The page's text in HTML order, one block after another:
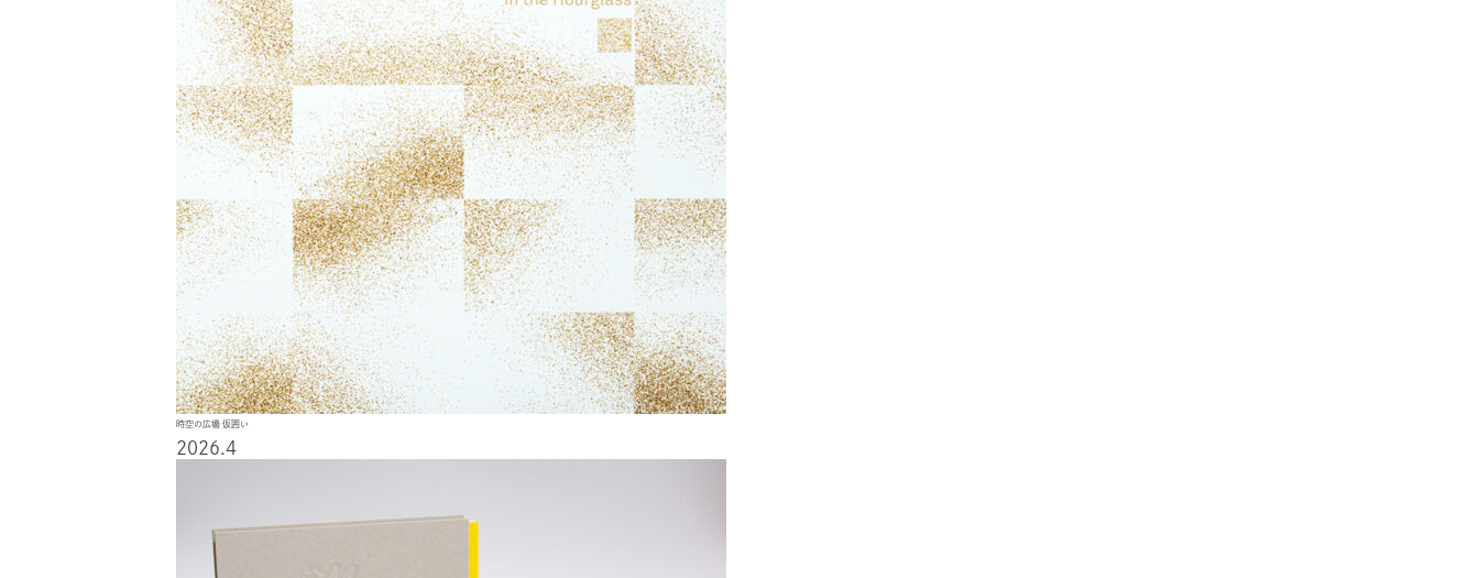
時空の広場 仮囲い
2026.4